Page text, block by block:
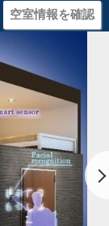
空室情報を確認